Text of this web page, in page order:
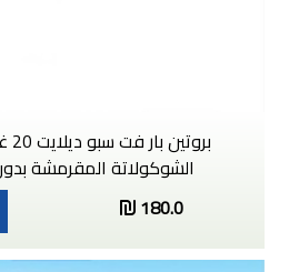
الشوكولاتة المقرمشة بدون
180.0